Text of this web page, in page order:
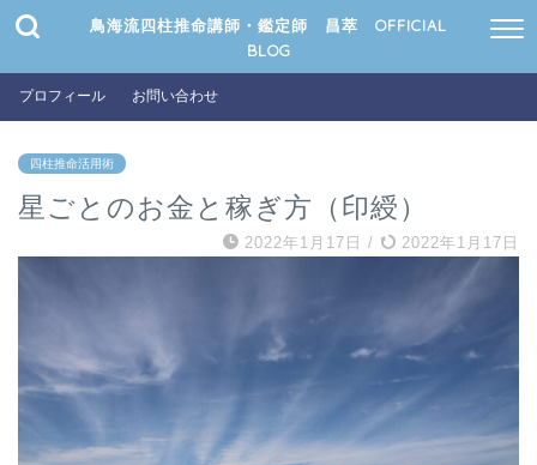
鳥海流四柱推命講師・鑑定師 昌萃 OFFICIAL
BLOG
プロフィール お問い合わせ
四柱推命活用術
星ごとのお金と稼ぎ方（印綬）
2022年1月17日 / 2022年1月17日